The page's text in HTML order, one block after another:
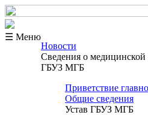
☰ Меню
Новости
Сведения о медицинской
ГБУЗ МГБ
Приветствие
Общие сведения
Устав ГБУЗ МГБ